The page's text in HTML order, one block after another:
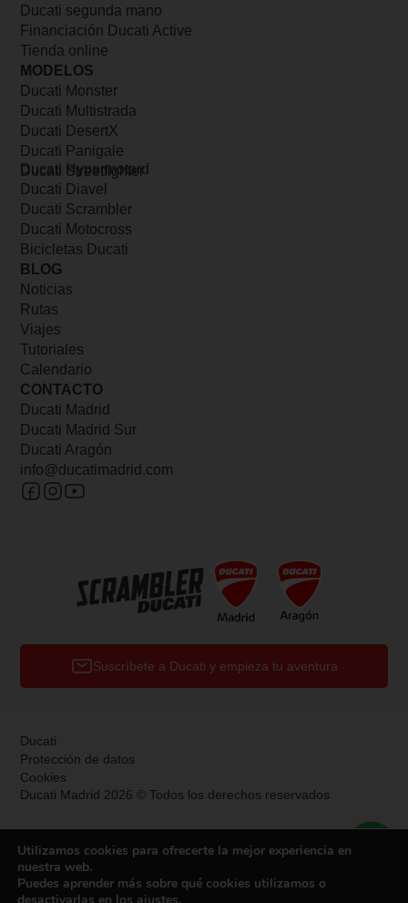
Ducati segunda mano
Financiación Ducati Active
Tienda online
MODELOS
Ducati Monster
Ducati Multistrada
Ducati DesertX
Ducati Panigale
Ducati Streetfighter
Ducati Hypermotard
Ducati Diavel
Ducati Scrambler
Ducati Motocross
Bicicletas Ducati
BLOG
Noticias
Rutas
Viajes
Tutoriales
Calendario
CONTACTO
Ducati Madrid
Ducati Madrid Sur
Ducati Aragón
info@ducatimadrid.com
Suscríbete a Ducati y empieza tu aventura
Ducati
Protección de datos
Cookies
Ducati Madrid 2026 © Todos los derechos reservados
Utilizamos cookies para ofrecerte la mejor experiencia en
nuestra web.
Puedes aprender más sobre qué cookies utilizamos o